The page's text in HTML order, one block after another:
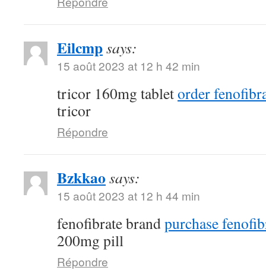
Eilcmpsays:
15 août 2023 at 12 h 42 min
tricor 160mg tabletorder
tricor
Répondre
Bzkkao says:
15 août 2023 at 12 h 44 min
fenofibrate brandpurchase
200mg pill
Répondre